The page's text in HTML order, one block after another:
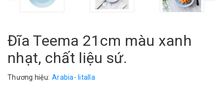
Đĩa Teema 21cm màu xanh
nhạt, chất liệu sứ.
Thương hiệu: Arabia- Iitalla